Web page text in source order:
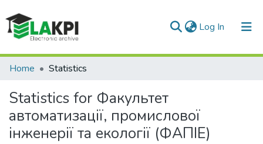
Log In (current)
Communities & Collections
All of DSpace
Home Statistics
Statistics for Факультет
автоматизації, промислової
інженерії та екології (ФАПІЕ)